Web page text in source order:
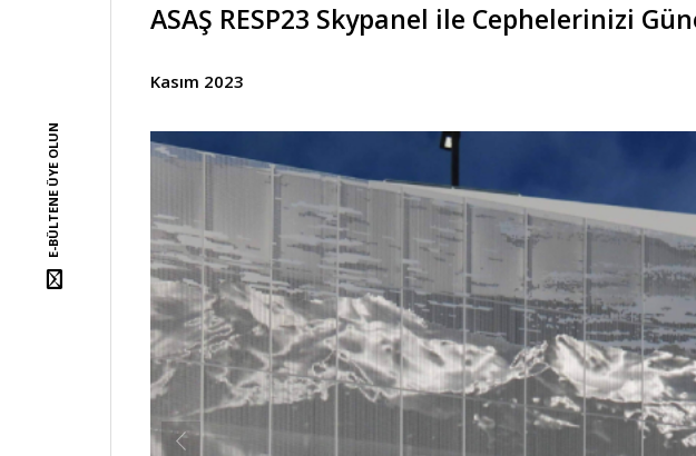
E-BÜLTENE ÜYE OLUN
ASAŞ RESP23 Skypanel ile Cephelerinizi
Kasım 2023